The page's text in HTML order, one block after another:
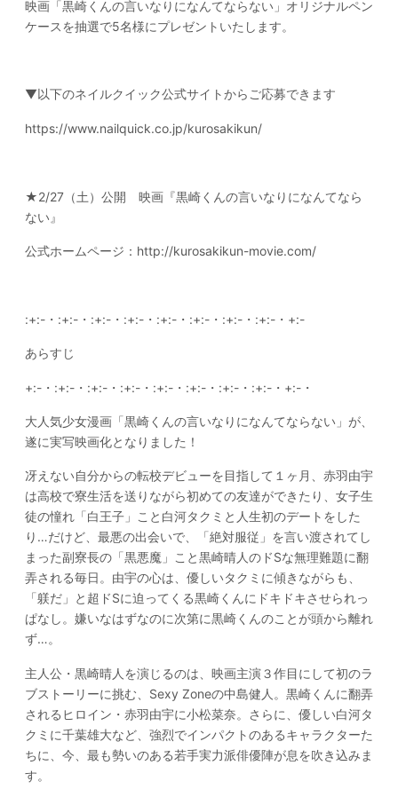
映画「黒崎くんの言いなりになんてならない」オリジナルペン
ケースを抽選で5名様にプレゼントいたします。
▼以下のネイルクイック公式サイトからご応募できます
https://www.nailquick.co.jp/kurosakikun/
★2/27（土）公開 映画『黒崎くんの言いなりになんてなら
ない』
公式ホームページ： http://kurosakikun-movie.com/
:+:-・:+:-・:+:-・:+:-・:+:-・:+:-・:+:-・:+:-・+:-
あらすじ
+:-・:+:-・:+:-・:+:-・:+:-・:+:-・:+:-・:+:-・+:-・
大人気少女漫画「黒崎くんの言いなりになんてならない」が、
遂に実写映画化となりました！
冴えない自分からの転校デビューを目指して１ヶ月、赤羽由宇
は高校で寮生活を送りながら初めての友達ができたり、女子生
徒の憧れ「白王子」こと白河タクミと人生初のデートをした
り…だけど、最悪の出会いで、「絶対服従」を言い渡されてし
まった副寮長の「黒悪魔」こと黒崎晴人のドSな無理難題に翻
弄される毎日。由宇の心は、優しいタクミに傾きながらも、
「躾だ」と超ドSに迫ってくる黒崎くんにドキドキさせられっ
ぱなし。嫌いなはずなのに次第に黒崎くんのことが頭から離れ
ず…。
主人公・黒崎晴人を演じるのは、映画主演３作目にして初のラ
ブストーリーに挑む、Sexy Zoneの中島健人。黒崎くんに翻弄
されるヒロイン・赤羽由宇に小松菜奈。さらに、優しい白河タ
クミに千葉雄大など、強烈でインパクトのあるキャラクターた
ちに、今、最も勢いのある若手実力派俳優陣が息を吹き込みま
す。